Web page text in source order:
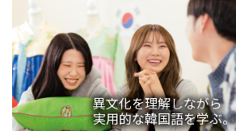
異文化を理解しながら
実用的な韓国語を学ぶ。